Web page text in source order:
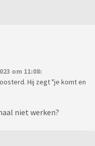
om 11:08:
Hij zegt "je komt en
niet werken?